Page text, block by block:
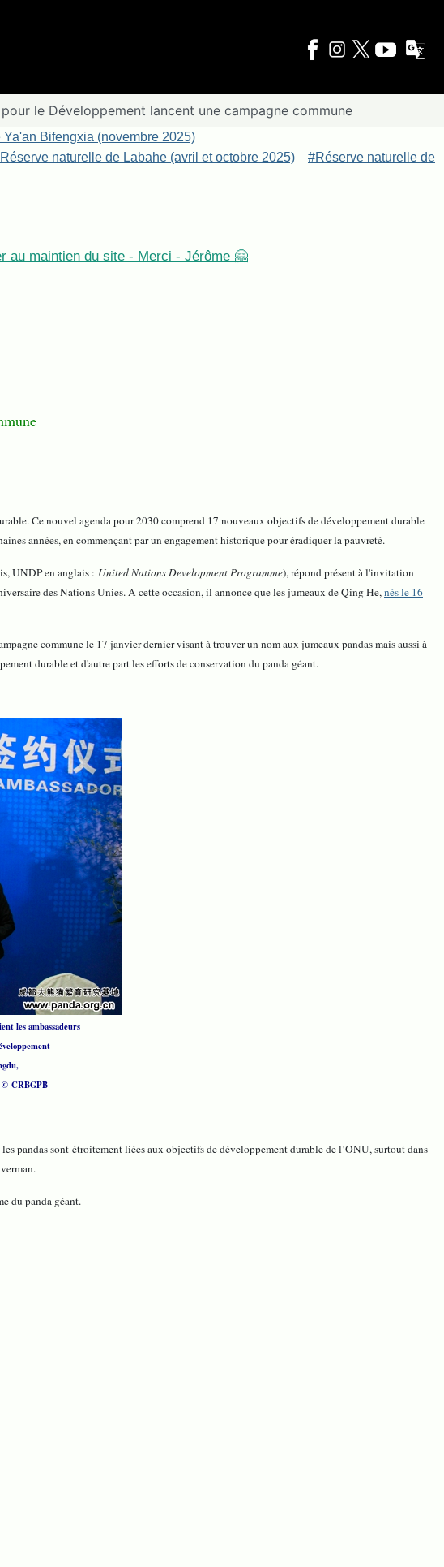
le Développement lancent une campagne commune
Ya'an Bifengxia (novembre 2025)
naturelle de Labahe (avril et octobre 2025)
#Réserve naturelle de
au maintien du site - Merci - Jérôme 🤗
Ce nouvel agenda pour 2030 comprend 17 nouveaux objectifs de développement durable
années, en commençant par un engagement historique pour éradiquer la pauvreté.
UNDP en anglais : United Nations Development Programme), répond présent à l'invitation
des Nations Unies. A cette occasion, il annonce que les jumeaux de Qing He,nés le 16
commune le 17 janvier dernier visant à trouver un nom aux jumeaux pandas mais aussi à
durable et d'autre part les efforts de conservation du panda géant.
les ambassadeurs
© CRBGPB
pandas sont étroitement liées aux objectifs de développement durable de l’ONU, surtout dans
du panda géant.